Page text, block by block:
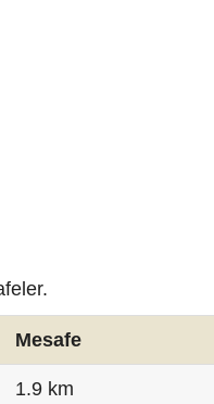
Mesafe
1.9 km